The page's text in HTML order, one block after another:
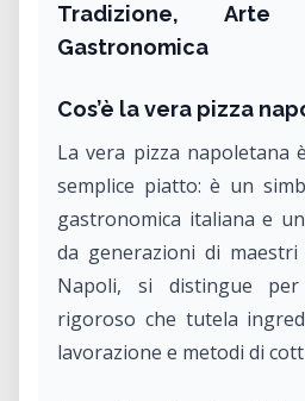
Tradizione,
Gastronomica
Cos’è la vera pizza
La vera pizza napoletana
semplice piatto: è un
gastronomica italiana e
da generazioni di
Napoli, si distingue
rigoroso che tutela
lavorazione e metodi di